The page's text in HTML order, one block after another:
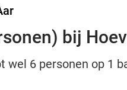
bij
6 personen op 1